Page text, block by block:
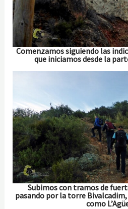
Comenzamos siguiendo las
que iniciamos desde la
Subimos con tramos de
pasando por la torre
como